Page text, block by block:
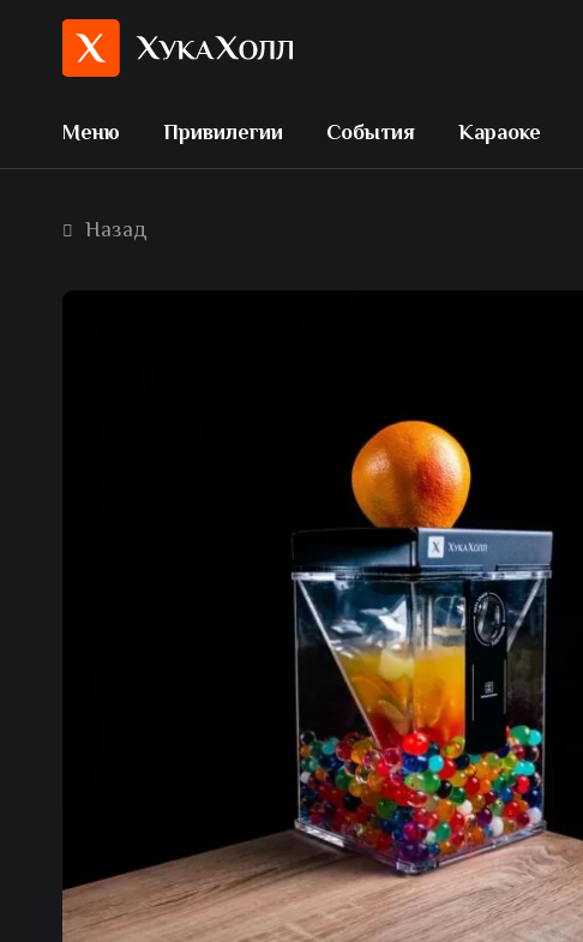
Меню Привилегии События Караоке
Назад